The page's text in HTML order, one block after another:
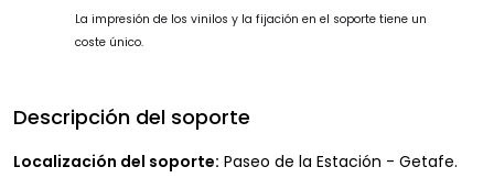
La impresión de los vinilos y la fijación en el soporte tiene un
coste único.
Descripción del soporte
Localización del soporte: Paseo de la Estación - Getafe.